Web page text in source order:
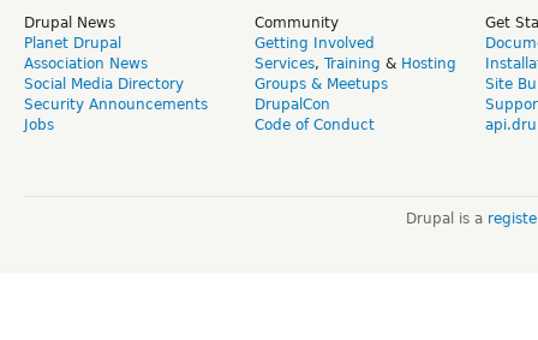
Drupal News
Planet Drupal
Association News
Social Media Directory
Security Announcements
Jobs
Community
Getting Involved
Services, Training & Hosting
Groups & Meetups
DrupalCon
Code of Conduct
Get
Site
Drupal is a